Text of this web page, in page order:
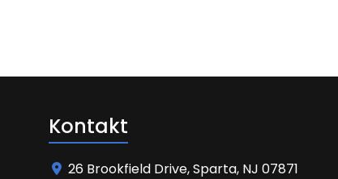
Kontakt
26 Brookfield Drive, Sparta, NJ 07871